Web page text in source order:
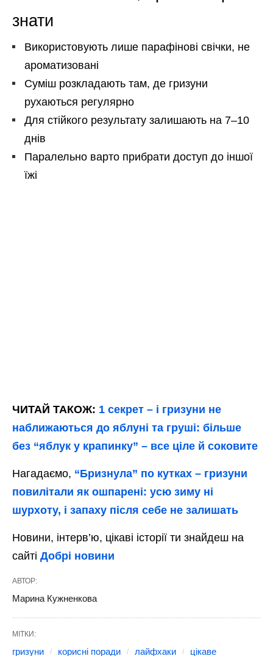
знати
Використовують лише парафінові свічки, не
ароматизовані
Суміш розкладають там, де гризуни
рухаються регулярно
Для стійкого результату залишають на 7–10
днів
Паралельно варто прибрати доступ до іншої
їжі
ЧИТАЙ ТАКОЖ: 1 секрет – і гризуни не
наближаються до яблуні та груші: більше
без “яблук у крапинку” – все ціле й соковите
Нагадаємо, “Бризнула” по кутках – гризуни
повилітали як ошпарені: усю зиму ні
шурхоту, і запаху після себе не залишать
Новини, інтерв’ю, цікаві історії ти знайдеш на
сайті Добрі новини
АВТОР:
Марина Кужненкова
МІТКИ:
гризуни корисні поради лайфхаки цікаве